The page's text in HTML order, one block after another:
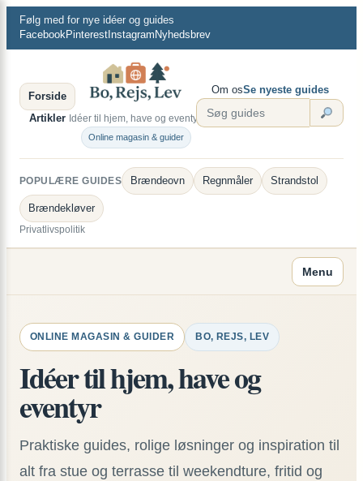
Spring
indhold
Følg med for nye idéer og guides
FacebookPinterest Instagram Nyhedsbrev
Forside
Artikler Idéer til hjem, have og eventyr.
Online magasin & guider
Om osSe nyeste guides
POPULÆRE GUIDES Brændeovn Regnmåler Strandstol
Brændekløver
Privatlivspolitik
Menu
ONLINE MAGASIN & GUIDER BO, REJS, LEV
Idéer til hjem, have og
eventyr
Praktiske guides, rolige løsninger og inspiration til
alt fra stue og terrasse til weekendture, fritid og